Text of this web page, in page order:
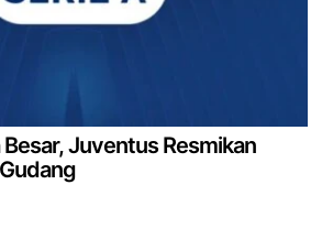
Besar, Juventus Resmikan